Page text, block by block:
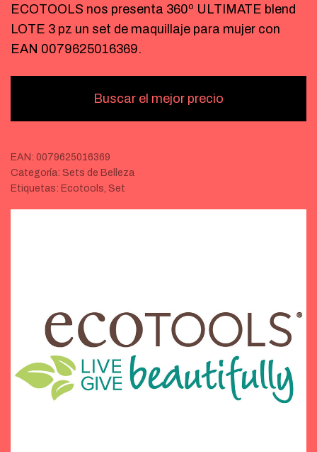
ECOTOOLS nos presenta 360º ULTIMATE blend
LOTE 3 pz un set de maquillaje para mujer con
EAN 0079625016369.
Buscar el mejor precio
EAN: 0079625016369
Categoría: Sets de Belleza
Etiquetas: Ecotools, Set